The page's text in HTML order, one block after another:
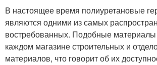
В настоящее время полиуретановые
являются одними из самых
востребованных. Подобные
каждом магазине строительных и
материалов, что говорит об их